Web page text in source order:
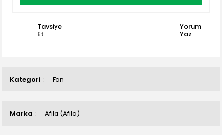
Kategori Fan
Marka Afila (Afila)
Tavsiye
Et
Yorum
Yaz